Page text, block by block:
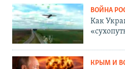
ВОЙНА
Как
КРЫМ И